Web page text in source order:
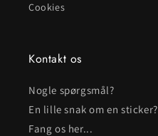
Cookies
Kontakt os
Nogle spørgsmål?
En lille snak om en sticker?
Fang os her...